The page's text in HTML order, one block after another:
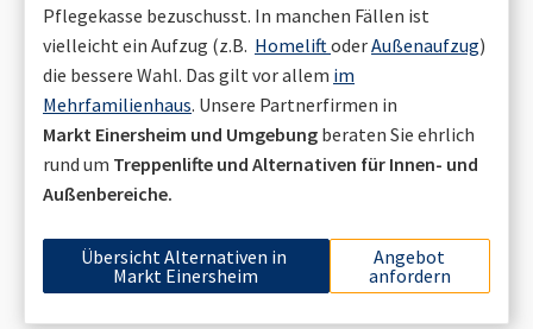
Pflegekasse bezuschusst. In manchen Fällen ist
vielleicht ein Aufzug (z.B. HomeliftoderAußenaufzug)
die bessere Wahl. Das gilt vor allem im
Mehrfamilienhaus. Unsere Partnerfirmen in
Markt Einersheim und Umgebung beraten Sie ehrlich
rund um Treppenlifte und Alternativen für Innen- und
Außenbereiche.
Übersicht Alternativen in
Markt Einersheim
Angebot
anfordern